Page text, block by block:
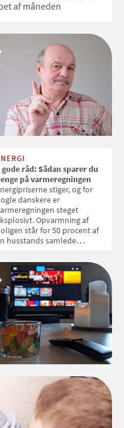
af måneden
gode råd: Sådan sparer du
på varmeregningen
stiger, og for
danskere er
steget
Opvarmning af
står for 50 procent af
husstands samlede
energipriser kan der
være store besparelser, hvis
kan sænke varmeforbruget.